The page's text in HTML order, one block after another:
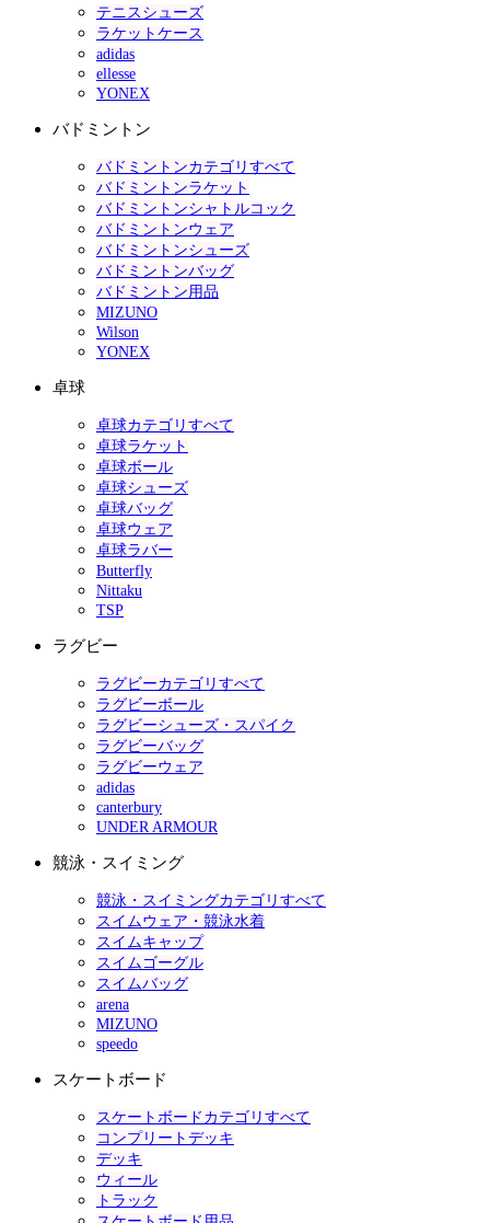
テニスシューズ
ラケットケース
adidas
ellesse
YONEX
バドミントン
バドミントンカテゴリすべて
バドミントンラケット
バドミントンシャトルコック
バドミントンウェア
バドミントンシューズ
バドミントンバッグ
バドミントン用品
MIZUNO
Wilson
YONEX
卓球
卓球カテゴリすべて
卓球ラケット
卓球ボール
卓球シューズ
卓球バッグ
卓球ウェア
卓球ラバー
Butterfly
Nittaku
TSP
ラグビー
ラグビーカテゴリすべて
ラグビーボール
ラグビーシューズ・スパイク
ラグビーバッグ
ラグビーウェア
adidas
canterbury
UNDER ARMOUR
競泳・スイミング
競泳・スイミングカテゴリすべて
スイムウェア・競泳水着
スイムキャップ
スイムゴーグル
スイムバッグ
arena
MIZUNO
speedo
スケートボード
スケートボードカテゴリすべて
コンプリートデッキ
デッキ
ウィール
トラック